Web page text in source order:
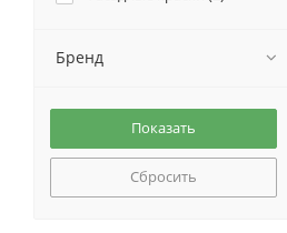
Бренд
Сбросить